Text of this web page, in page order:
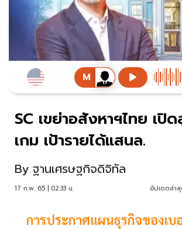
SC เขย่าอสังหาฯไทย เปิ
เกม เป้ารายได้แสนล.
By ฐานเศรษฐกิจดิจิทัล
17 ก.พ. 65 | 02:33 น. อัปเดตล่า
การประกาศแผนธุรกิจของเ